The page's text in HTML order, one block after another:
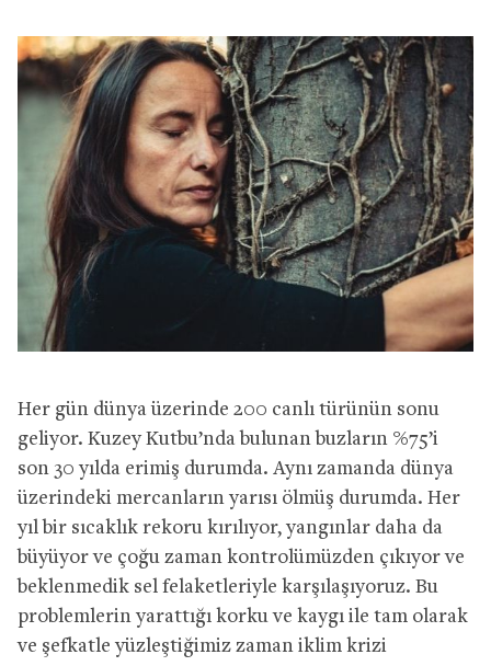
Her gün dünya üzerinde 200 canlı türünün sonu
geliyor. Kuzey Kutbu’nda bulunan buzların %75’i
son 30 yılda erimiş durumda. Aynı zamanda dünya
üzerindeki mercanların yarısı ölmüş durumda. Her
yıl bir sıcaklık rekoru kırılıyor, yangınlar daha da
büyüyor ve çoğu zaman kontrolümüzden çıkıyor ve
beklenmedik sel felaketleriyle karşılaşıyoruz. Bu
problemlerin yarattığı korku ve kaygı ile tam olarak
ve şefkatle yüzleştiğimiz zaman iklim krizi